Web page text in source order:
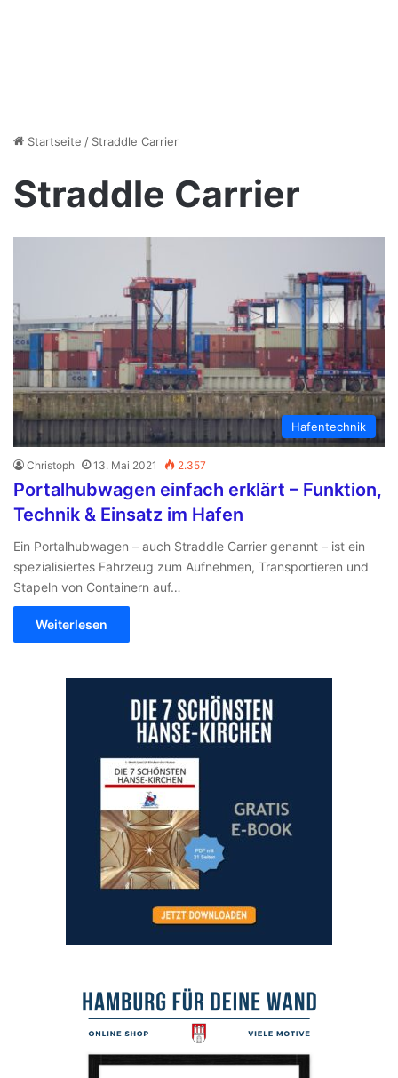
Startseite / Straddle Carrier
Straddle Carrier
Hafentechnik
Christoph 13. Mai 2021 2.357
Portalhubwagen einfach erklärt – Funktion,
Technik & Einsatz im Hafen
Ein Portalhubwagen – auch Straddle Carrier genannt – ist ein
spezialisiertes Fahrzeug zum Aufnehmen, Transportieren und
Stapeln von Containern auf…
Weiterlesen